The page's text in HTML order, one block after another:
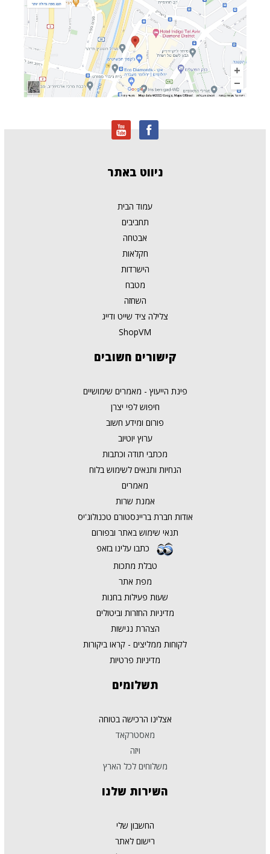
ניווט באתר
עמוד הבית
תחביבים
אבטחה
חקלאות
הישרדות
מטבח
השחזה
צלילה ציד שייט ודייג
ShopVM
קישורים חשובים
פינת הייעוץ - מאמרים שימושיים
חיפוש לפי יצרן
פורום ומידע חשוב
ערוץ יוטיוב
מכתבי תודה וכתבות
הנחיות ותנאים לשימוש בלוח
מאמרים
אמנת שרות
אודות חברת בריינסטורם טכנולוג'יס
תנאי שימוש באתר ובפורום
כתבו עלינו בזאפ
טבלת מתכות
מפת אתר
שעות פעילות בחנות
מדיניות החזרות וביטולים
הצהרת נגישות
לקוחות ממליצים - קראו ביקורות
מדיניות פרטיות
תשלומים
אצלינו הרכישה בטוחה
מאסטרקאד
ויזה
משלוחים לכל הארץ
השירות שלנו
החשבון שלי
רישום לאתר